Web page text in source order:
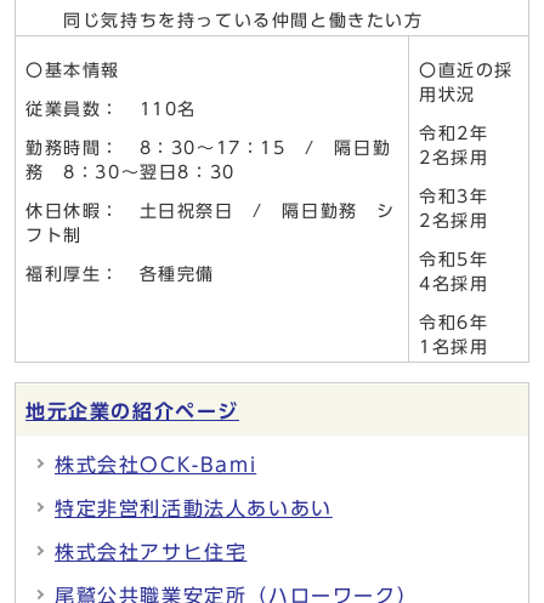
同じ気持ちを持っている仲間と働きたい方
〇基本情報
従業員数： 110名
勤務時間： 8：30～17：15 / 隔日勤
務 8：30～翌日8：30
休日休暇： 土日祝祭日 / 隔日勤務 シ
フト制
福利厚生： 各種完備
〇直近の採
用状況
令和2年
2名採用
令和3年
2名採用
令和5年
4名採用
令和6年
1名採用
地元企業の紹介ページ
株式会社OCK-Bami
特定非営利活動法人あいあい
株式会社アサヒ住宅
尾鷲公共職業安定所（ハローワーク）